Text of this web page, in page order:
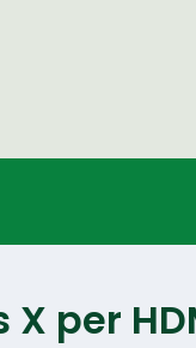
per